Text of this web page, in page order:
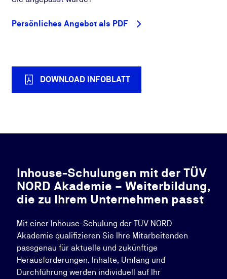
Persönliches Angebot als PDF
DOWNLOAD INFOBLATT
Inhouse-Schulungen mit der TÜV
NORD Akademie – Weiterbildung,
die zu Ihrem Unternehmen passt
Mit einer Inhouse-Schulung der TÜV NORD
Akademie qualifizieren Sie Ihre Mitarbeitenden
passgenau für aktuelle und zukünftige
Herausforderungen. Inhalte, Umfang und
Durchführung werden individuell auf Ihr